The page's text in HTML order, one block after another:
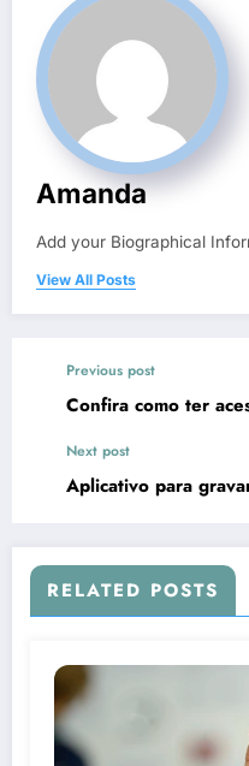
Amanda
Add your Biographical
View All Posts
Previous post
Confira como ter
Next post
Aplicativo para
RELATED POSTS